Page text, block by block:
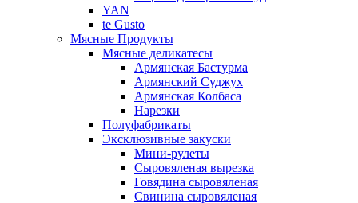
YAN
te Gusto
Мясные Продукты
Мясные деликатесы
Армянская Бастурма
Армянский Суджух
Армянская Колбаса
Нарезки
Полуфабрикаты
Эксклюзивные закуски
Мини-рулеты
Сыровяленая вырезка
Говядина сыровяленая
Свинина сыровяленая